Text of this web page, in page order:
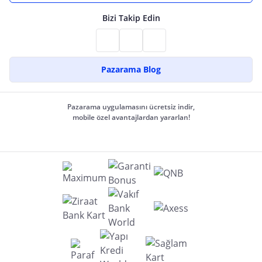
Bizi Takip Edin
Pazarama Blog
Pazarama uygulamasını ücretsiz indir,
mobile özel avantajlardan yararlan!